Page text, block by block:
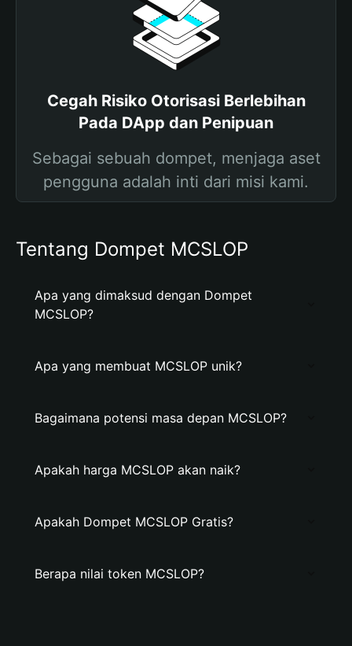
Cegah Risiko Otorisasi Berlebihan
Pada DApp dan Penipuan
Sebagai sebuah dompet, menjaga aset
pengguna adalah inti dari misi kami.
Tentang Dompet MCSLOP
Apa yang dimaksud dengan Dompet
MCSLOP?
Apa yang membuat MCSLOP unik?
Bagaimana potensi masa depan MCSLOP?
Apakah harga MCSLOP akan naik?
Apakah Dompet MCSLOP Gratis?
Berapa nilai token MCSLOP?